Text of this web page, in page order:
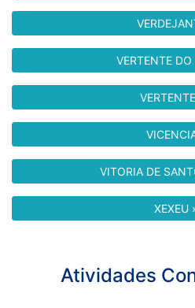
VERTENTE DO
VITORIA DE
XEXEU
Atividades